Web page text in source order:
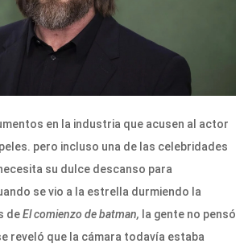
en la industria que acusen al actor
pero incluso una de las celebridades
su dulce descanso para
se vio a la estrella durmiendo la
deEl comienzo de batman, la gente no pensó
reveló que la cámara todavía estaba